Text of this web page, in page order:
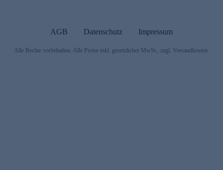
AGB Datenschutz Impressum
Alle Rechte vorbehalten. Alle Preise inkl. gesetzlicher MwSt., zzgl. Versandkosten.